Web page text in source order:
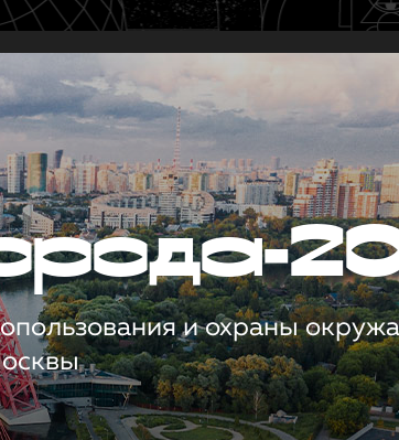
и охраны